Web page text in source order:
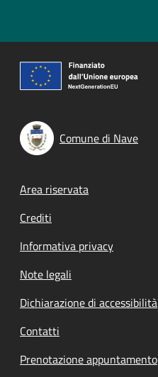
Comune di Nave
Footer menu
Area riservata
Crediti
Informativa privacy
Note legali
Dichiarazione di accessibilità
Contatti
Prenotazione appuntamento